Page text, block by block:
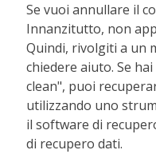
Se vuoi annullare il
Innanzitutto, non
Quindi, rivolgiti a un
chiedere aiuto. Se
clean", puoi
utilizzando uno
il software di
di recupero dati.